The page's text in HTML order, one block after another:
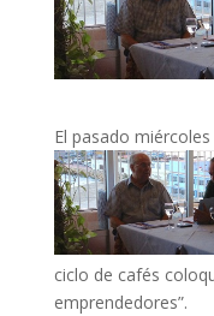
El pasado miércole
ciclo de cafés
emprendedores”.